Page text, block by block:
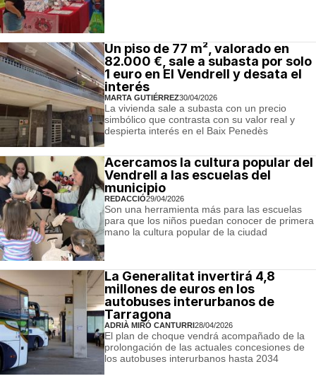
Un piso de 77 m², valorado en
82.000 €, sale a subasta por solo
1 euro en El Vendrell y desata el
interés
MARTA GUTIÉRREZ30/04/2026
La vivienda sale a subasta con un precio
simbólico que contrasta con su valor real y
despierta interés en el Baix Penedès
Acercamos la cultura popular del
Vendrell a las escuelas del
municipio
REDACCIÓ29/04/2026
Son una herramienta más para las escuelas
para que los niños puedan conocer de primera
mano la cultura popular de la ciudad
La Generalitat invertirá 4,8
millones de euros en los
autobuses interurbanos de
Tarragona
ADRIÀ MIRÓ CANTURRI28/04/2026
El plan de choque vendrá acompañado de la
prolongación de las actuales concesiones de
los autobuses interurbanos hasta 2034